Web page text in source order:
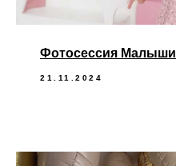
Фотосессия Малыши
21.11.2024